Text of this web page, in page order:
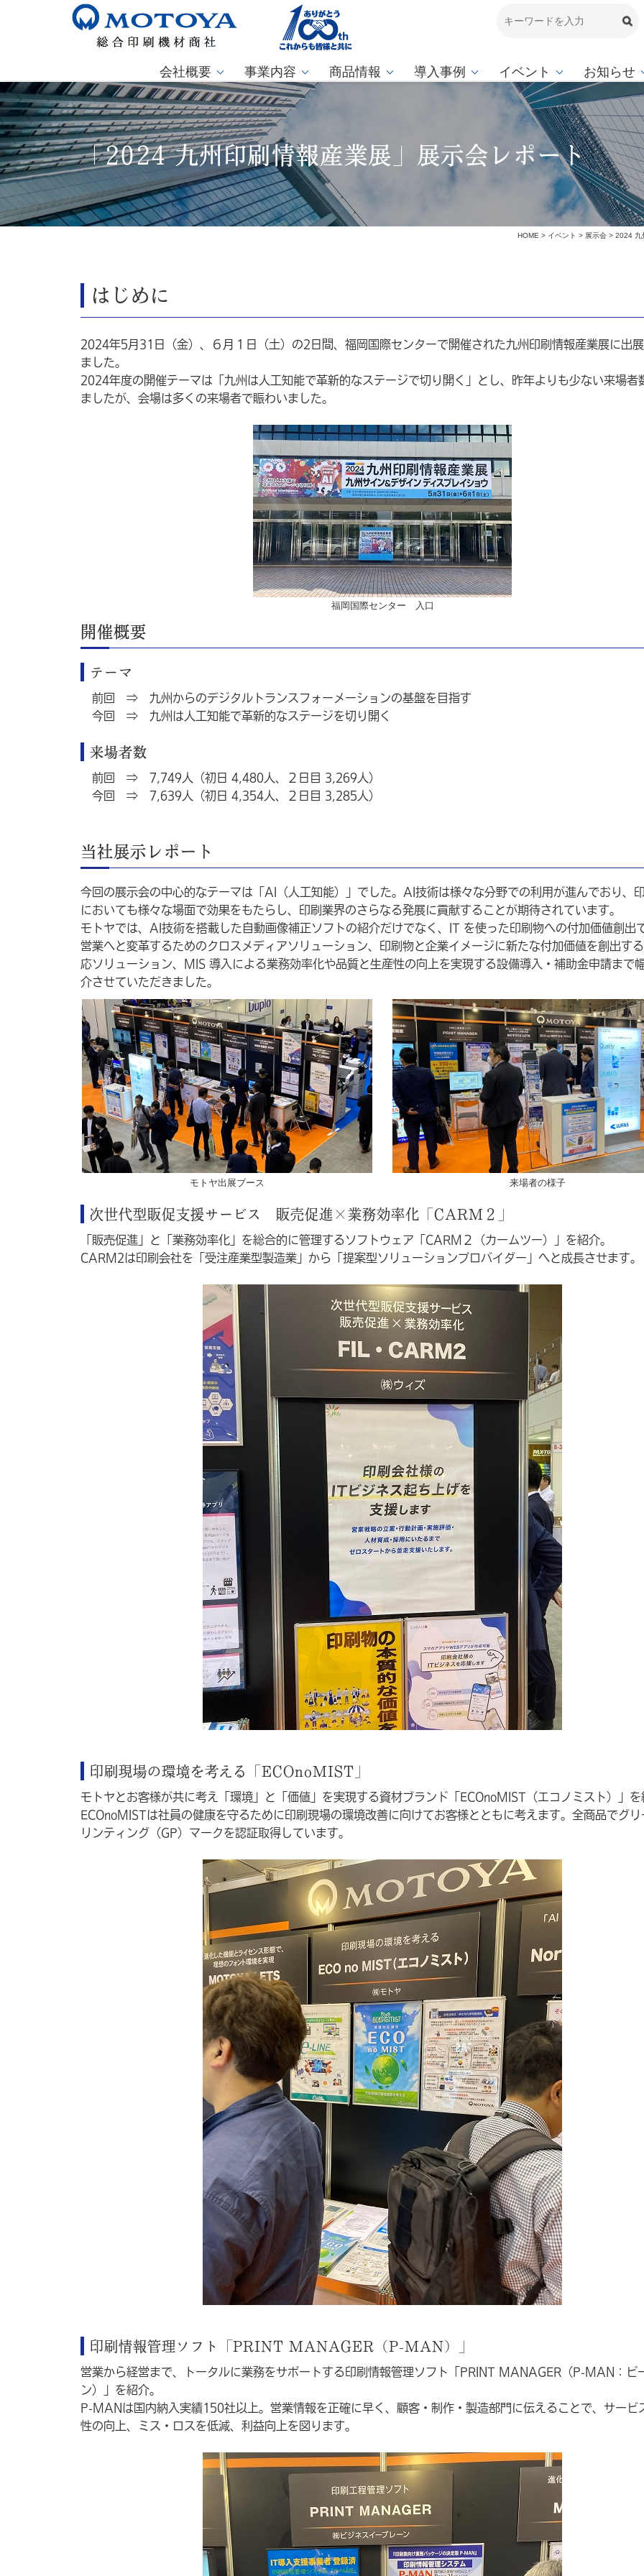
会社概要 事業内容 商品情報 導入事例 イベント お知らせ
「2024 九州印刷情報産業展」展示会レポート
HOME > イベント > 展示会 > 2024 九
はじめに
2024年5月31日（金）、６月１日（土）の2日間、福岡国際センターで開催された九州印刷情報産業展に出
ました。
2024年度の開催テーマは「九州は人工知能で革新的なステージで切り開く」とし、昨年よりも少ない来場者
ましたが、会場は多くの来場者で賑わいました。
福岡国際センター 入口
開催概要
テーマ
前回 ⇒ 九州からのデジタルトランスフォーメーションの基盤を目指す
今回 ⇒ 九州は人工知能で革新的なステージを切り開く
来場者数
前回 ⇒ 7,749人（初日 4,480人、２日目 3,269人）
今回 ⇒ 7,639人（初日 4,354人、２日目 3,285人）
当社展示レポート
今回の展示会の中心的なテーマは「AI（人工知能）」でした。AI技術は様々な分野での利用が進んでおり、
においても様々な場面で効果をもたらし、印刷業界のさらなる発展に貢献することが期待されています。
モトヤでは、AI技術を搭載した自動画像補正ソフトの紹介だけでなく、IT を使った印刷物への付加価値創出
営業へと変革するためのクロスメディアソリューション、印刷物と企業イメージに新たな付加価値を創出す
応ソリューション、MIS 導入による業務効率化や品質と生産性の向上を実現する設備導入・補助金申請まで
介させていただきました。
モトヤ出展ブース 来場者の様子
次世代型販促支援サービス 販売促進×業務効率化「CARM２」
「販売促進」と「業務効率化」を総合的に管理するソフトウェア「CARM２（カームツー）」を紹介。
CARM2は印刷会社を「受注産業型製造業」から「提案型ソリューションプロバイダー」へと成長させます。
印刷現場の環境を考える「ECOnoMIST」
モトヤとお客様が共に考え「環境」と「価値」を実現する資材ブランド「ECOnoMIST（エコノミスト）」を
ECOnoMISTは社員の健康を守るために印刷現場の環境改善に向けてお客様とともに考えます。全商品でグ
リンティング（GP）マークを認証取得しています。
印刷情報管理ソフト「PRINT MANAGER（P-MAN）」
営業から経営まで、トータルに業務をサポートする印刷情報管理ソフト「PRINT MANAGER（P-MAN：ピ
ン）」を紹介。
P-MANは国内納入実績150社以上。営業情報を正確に早く、顧客・制作・製造部門に伝えることで、サービ
性の向上、ミス・ロスを低減、利益向上を図ります。